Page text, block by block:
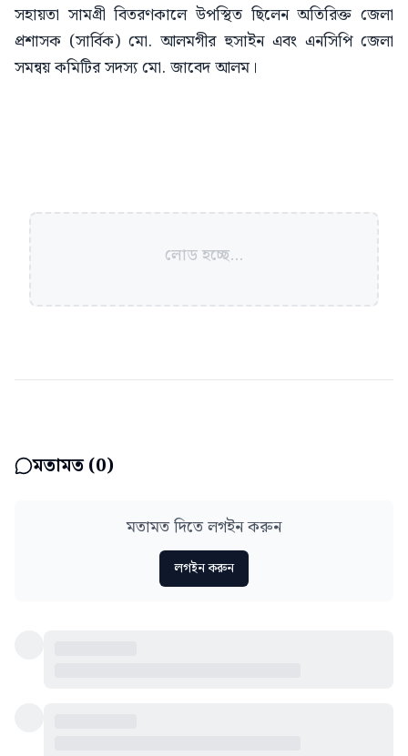
সহায়তা সামগ্রী বিতরণকালে উপস্থিত ছিলেন অতিরিক্ত জেলা
প্রশাসক (সার্বিক) মো. আলমগীর হুসাইন এবং এনসিপি জেলা
সমন্বয় কমিটির সদস্য মো. জাবেদ আলম।
লোড হচ্ছে...
মতামত (0)
মতামত দিতে লগইন করুন
লগইন করুন